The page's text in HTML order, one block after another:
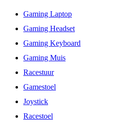
Gaming Laptop
Gaming Headset
Gaming Keyboard
Gaming Muis
Racestuur
Gamestoel
Joystick
Racestoel